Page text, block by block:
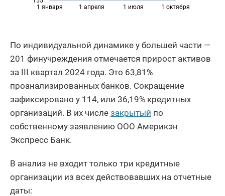
1 января 1 апреля 1 июля 1 октября
По индивидуальной динамике у большей части —
201 финучреждения отмечается прирост активов
за III квартал 2024 года. Это 63,81%
проанализированных банков. Сокращение
зафиксировано у 114, или 36,19% кредитных
организаций. В их числе закрытый по
собственному заявлению ООО Америкэн
Экспресс Банк.
В анализ не входит только три кредитные
организации из всех действовавших на отчетные
даты: